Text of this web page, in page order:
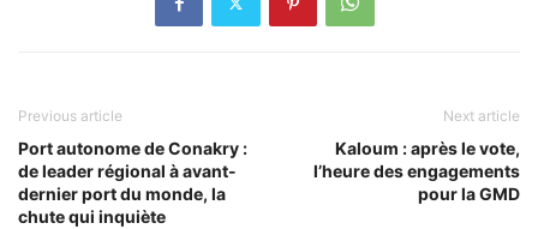
Previous article
Port autonome de Conakry :
de leader régional à avant-
dernier port du monde, la
chute qui inquiète
Next article
Kaloum : après le vote,
l’heure des engagements
pour la GMD